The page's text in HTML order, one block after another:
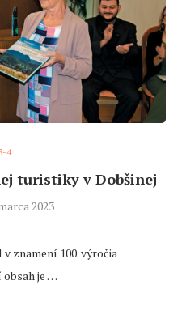
4
turistiky v Dobšinej
2023
v znamení 100. výročia
je …